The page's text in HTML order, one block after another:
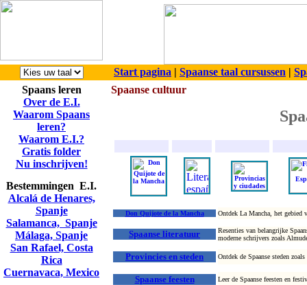
Start pagina | Spaanse taal cursussen |
Spaans leren
Over de E.I.
Waarom Spaans
leren?
Waarom E.I.?
Gratis folder
Nu inschrijven!
Bestemmingen E.I.
Alcalá de Henares,
Spanje
Salamanca, Spanje
Málaga, Spanje
San Rafael, Costa
Rica
Cuernavaca, Mexico
Spaanse cultuur
Don Quijote de la Mancha Ontdek La Mancha, het gebied
Spaanse literatuur
Resenties van belangrijke
moderne schrijvers zoals
Provincies en steden Ontdek de Spaanse steden
Spaanse feesten Leer de Spaanse feesten en